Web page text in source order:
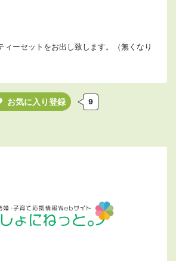
ィーセットをお出し致します。（無くなり
お気に入り登録 9